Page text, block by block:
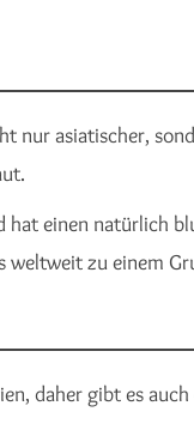
nur asiatischer,
einen natürlich
weltweit zu einem
daher gibt es